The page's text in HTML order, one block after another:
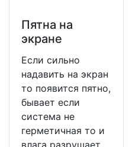
Пятна на
экране
Если сильно
надавить на экран
то появится пятно,
бывает если
система не
герметичная то и